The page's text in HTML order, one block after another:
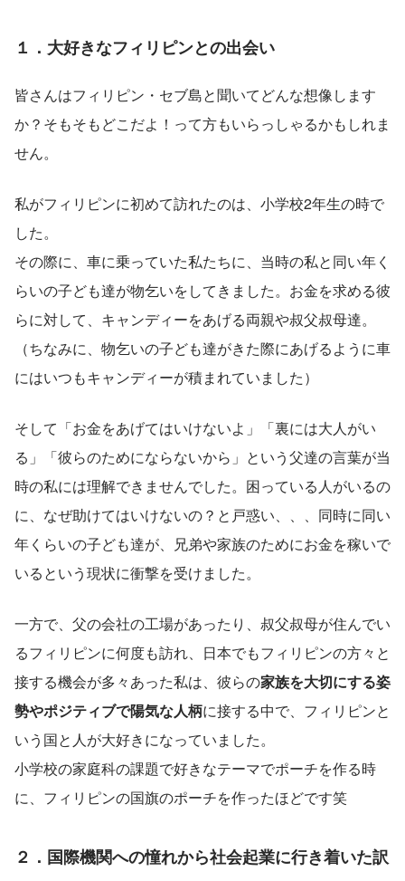
１．大好きなフィリピンとの出会い
皆さんはフィリピン・セブ島と聞いてどんな想像します
か？そもそもどこだよ！って方もいらっしゃるかもしれま
せん。
私がフィリピンに初めて訪れたのは、小学校2年生の時で
した。
その際に、車に乗っていた私たちに、当時の私と同い年く
らいの子ども達が物乞いをしてきました。お金を求める彼
らに対して、キャンディーをあげる両親や叔父叔母達。
（ちなみに、物乞いの子ども達がきた際にあげるように車
にはいつもキャンディーが積まれていました）
そして「お金をあげてはいけないよ」「裏には大人がい
る」「彼らのためにならないから」という父達の言葉が当
時の私には理解できませんでした。困っている人がいるの
に、なぜ助けてはいけないの？と戸惑い、、、同時に同い
年くらいの子ども達が、兄弟や家族のためにお金を稼いで
いるという現状に衝撃を受けました。
一方で、父の会社の工場があったり、叔父叔母が住んでい
るフィリピンに何度も訪れ、日本でもフィリピンの方々と
接する機会が多々あった私は、彼らの家族を大切にする姿
勢やポジティブで陽気な人柄に接する中で、フィリピンと
いう国と人が大好きになっていました。
小学校の家庭科の課題で好きなテーマでポーチを作る時
に、フィリピンの国旗のポーチを作ったほどです笑
２．国際機関への憧れから社会起業に行き着いた訳